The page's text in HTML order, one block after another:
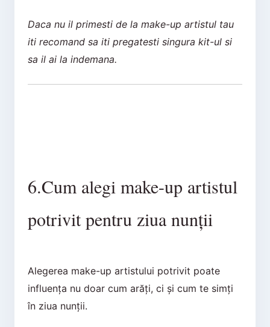
Daca nu il primesti de la make-up artistul tau
iti recomand sa iti pregatesti singura kit-ul si
sa il ai la indemana.
6.Cum alegi make-up artistul
potrivit pentru ziua nunții
Alegerea make-up artistului potrivit poate
influența nu doar cum arăți, ci și cum te simți
în ziua nunții.